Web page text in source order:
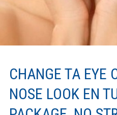
CHANGE TA EYE
NOSE LOOK EN